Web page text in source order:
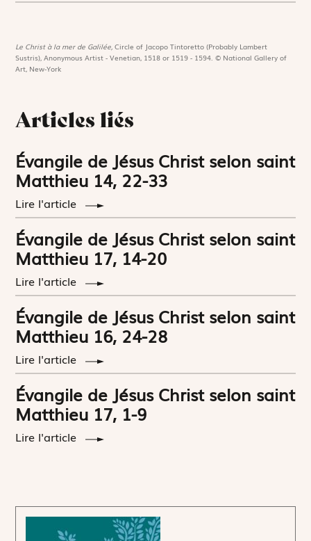
Le Christ à la mer de Galilée,Circle of Jacopo Tintoretto (Probably Lambert
Sustris), Anonymous Artist - Venetian, 1518 or 1519 - 1594. © National Gallery of
Art, New-York
Articles liés
Évangile de Jésus Christ selon saint
Matthieu 14, 22-33
Lire l'article
Évangile de Jésus Christ selon saint
Matthieu 17, 14-20
Lire l'article
Évangile de Jésus Christ selon saint
Matthieu 16, 24-28
Lire l'article
Évangile de Jésus Christ selon saint
Matthieu 17, 1-9
Lire l'article